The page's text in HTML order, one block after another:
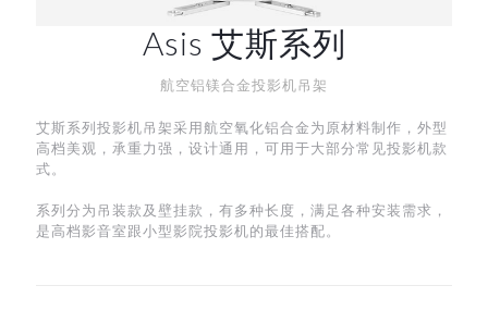
Asis 艾斯系列
航空铝镁合金投影机吊架
艾斯系列投影机吊架采用航空氧化铝合金为原材料制作，外型
高档美观，承重力强，设计通用，可用于大部分常见投影机款
式。
系列分为吊装款及壁挂款，有多种长度，满足各种安装需求，
是高档影音室跟小型影院投影机的最佳搭配。